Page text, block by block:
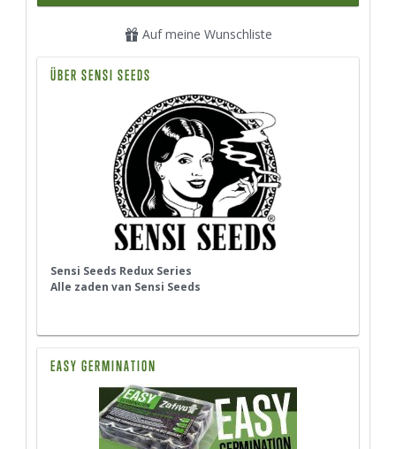
Auf meine Wunschliste
ÜBER SENSI SEEDS
Sensi Seeds Redux Series
Alle zaden van Sensi Seeds
EASY GERMINATION